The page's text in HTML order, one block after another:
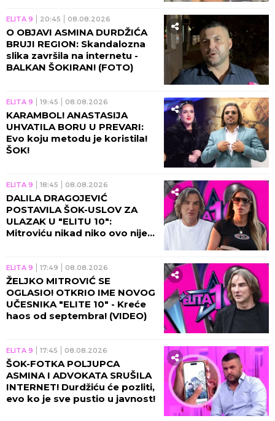
ELITA 9 20:45 08.08.2026
O OBJAVI ASMINA DURDŽIĆA
BRUJI REGION: Skandalozna
slika završila na internetu -
BALKAN ŠOKIRAN! (FOTO)
ELITA 9 19:45 08.08.2026
KARAMBOL! ANASTASIJA
UHVATILA BORU U PREVARI:
Evo koju metodu je koristila!
ŠOK!
ELITA 9 18:45 08.08.2026
DALILA DRAGOJEVIĆ
POSTAVILA ŠOK-USLOV ZA
ULAZAK U "ELITU 10":
Mitroviću nikad niko ovo nije
ELITA 9 17:49 08.08.2026
ŽELJKO MITROVIĆ SE
OGLASIO! OTKRIO IME NOVOG
UČESNIKA "ELITE 10" - Kreće
haos od septembra! (VIDEO)
ELITA 9 17:45 08.08.2026
ŠOK-FOTKA POLJUPCA
ASMINA I ADVOKATA SRUŠILA
INTERNET! Durdžiću će pozliti,
evo ko je sve pustio u javnost!